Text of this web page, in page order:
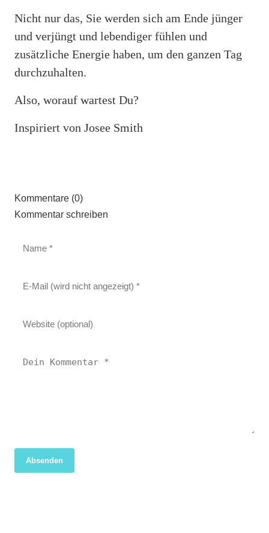
Nicht nur das, Sie werden sich am Ende jünger
und verjüngt und lebendiger fühlen und
zusätzliche Energie haben, um den ganzen Tag
durchzuhalten.
Also, worauf wartest Du?
Inspiriert von Josee Smith
Kommentare (0)
Kommentar schreiben
Absenden